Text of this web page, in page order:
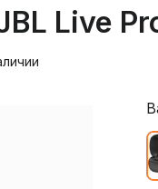
2-й этаж, 10
Игровые
Микрофоны
Портативные
Игровые мыши
Наборы
Live